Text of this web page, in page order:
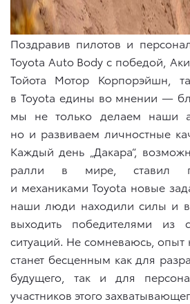
Поздравив пилотов и
Toyota Auto Body с победой,
Тойота Мотор Корпорэйшн,
в Toyota едины во мнении —
мы не только делаем наши
но и развиваем личностные
Каждый день „Дакара“,
ралли в мире, ставил
и механиками Toyota новые
наши люди находили силы и
выходить победителями из
ситуаций. Не сомневаюсь, опыт
станет бесценным как для
будущего, так и для
участников этого